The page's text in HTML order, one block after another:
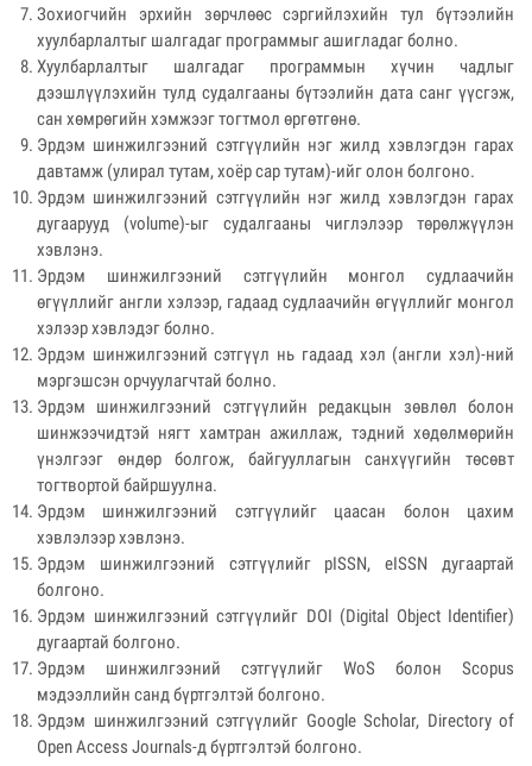
Зохиогчийн эрхийн зөрчлөөс сэргийлэхийн тул бүтээлийн
хуулбарлалтыг шалгадаг программыг ашигладаг болно.
Хуулбарлалтыг шалгадаг программын хүчин чадлыг
дээшлүүлэхийн тулд судалгааны бүтээлийн дата санг үүсгэж,
сан хөмрөгийн хэмжээг тогтмол өргөтгөнө.
Эрдэм шинжилгээний сэтгүүлийн нэг жилд хэвлэгдэн гарах
давтамж (улирал тутам, хоёр сар тутам)-ийг олон болгоно.
Эрдэм шинжилгээний сэтгүүлийн нэг жилд хэвлэгдэн гарах
дугаарууд (volume)-ыг судалгааны чиглэлээр төрөлжүүлэн
хэвлэнэ.
Эрдэм шинжилгээний сэтгүүлийн монгол судлаачийн
өгүүллийг англи хэлээр, гадаад судлаачийн өгүүллийг монгол
хэлээр хэвлэдэг болно.
Эрдэм шинжилгээний сэтгүүл нь гадаад хэл (англи хэл)-ний
мэргэшсэн орчуулагчтай болно.
Эрдэм шинжилгээний сэтгүүлийн редакцын зөвлөл болон
шинжээчидтэй нягт хамтран ажиллаж, тэдний хөдөлмөрийн
үнэлгээг өндөр болгож, байгууллагын санхүүгийн төсөвт
тогтвортой байршуулна.
Эрдэм шинжилгээний сэтгүүлийг цаасан болон цахим
хэвлэлээр хэвлэнэ.
Эрдэм шинжилгээний сэтгүүлийг pISSN, eISSN дугаартай
болгоно.
Эрдэм шинжилгээний сэтгүүлийг DOI (Digital Object Identifier)
дугаартай болгоно.
Эрдэм шинжилгээний сэтгүүлийг WoS болон Scopus
мэдээллийн санд бүртгэлтэй болгоно.
Эрдэм шинжилгээний сэтгүүлийг Google Scholar, Directory of
Open Access Journals-д бүртгэлтэй болгоно.